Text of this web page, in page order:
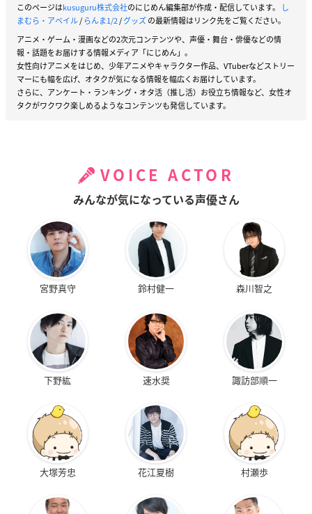
このページはkusuguru株式会社のにじめん編集部が作成・配信しています。
し
まむら・アベイル/ らんま1/2/グッズの最新情報はリンク先をご覧ください。
アニメ・ゲーム・漫画などの2次元コンテンツや、声優・舞台・俳優などの情
報・話題をお届けする情報メディア「にじめん」。
女性向けアニメをはじめ、少年アニメやキャラクター作品、VTuberなどストリー
マーにも幅を広げ、オタクが気になる情報を幅広くお届けしています。
さらに、アンケート・ランキング・オタ活（推し活）お役立ち情報など、女性オ
タクがワクワク楽しめるようなコンテンツも発信しています。
VOICE ACTOR
みんなが気になっている声優さん
宮野真守 鈴村健一 森川智之
下野紘 速水奨 諏訪部順一
大塚芳忠 花江夏樹 村瀬歩